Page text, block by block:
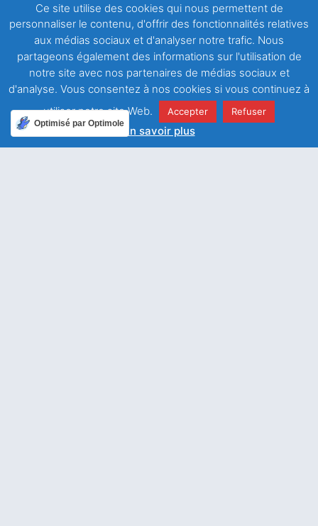
ARTICLE PRÉCÉDENT ARTICLE SUIVANT
” Vous êtes des dieux “
Ce site utilise des cookies qui nous permettent de
personnaliser le contenu, d'offrir des fonctionnalités relatives
aux médias sociaux et d'analyser notre trafic. Nous
partageons également des informations sur l'utilisation de
notre site avec nos partenaires de médias sociaux et
d'analyse. Vous consentez à nos cookies si vous continuez à
utiliser notre site Web.
Accepter Refuser
En savoir plus
Optimisé par Optimole